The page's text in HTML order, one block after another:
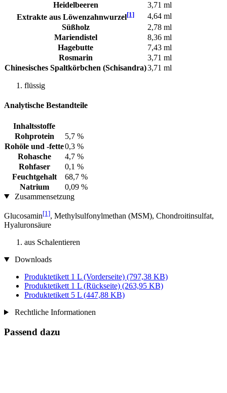
Heidelbeeren
3,71 ml
Extrakte aus Löwenzahnwurzel[1]
4,64 ml
Süßholz
2,78 ml
Mariendistel
8,36 ml
Hagebutte
7,43 ml
Rosmarin
3,71 ml
Chinesisches Spaltkörbchen (Schisandra)3,71 ml
flüssig
Analytische Bestandteile
Inhaltsstoffe
Rohprotein
5,7 %
Rohöle und -fette0,3 %
Rohasche
4,7 %
Rohfaser
0,1 %
Feuchtgehalt
68,7 %
Natrium
0,09 %
Zusammensetzung
Glucosamin[1], Methylsulfonylmethan (MSM), Chondroitinsulfat,
Hyaluronsäure
aus Schalentieren
Downloads
Produktetikett 1 L (Vorderseite) (797,38 KB)
Produktetikett 1 L (Rückseite) (263,95 KB)
Produktetikett 5 L (447,88 KB)
Rechtliche Informationen
Passend dazu